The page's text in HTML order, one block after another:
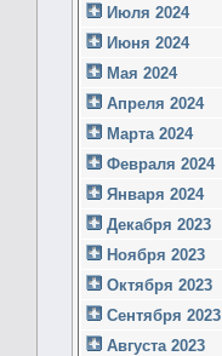
Июля 2024
Июня 2024
Мая 2024
Апреля 2024
Марта 2024
Февраля 2024
Января 2024
Декабря 2023
Ноября 2023
Октября 2023
Сентября 2023
Августа 2023